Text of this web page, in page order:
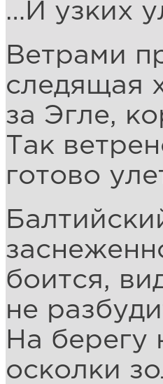
…И узких
Ветрами
следящая
за Эгле,
Так
готово
боится,
не
На берегу
осколки